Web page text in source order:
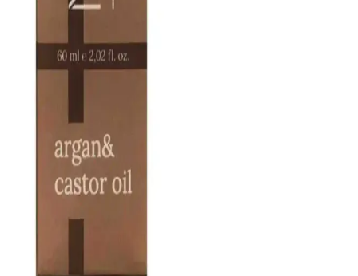
ve Etkili Tedavi Yöntemleri
Saç derisinde mantar enfeksiyonları, kaşıntı ve kızarıklık gibi
Redist Keratin ve Argan Yağları ile Saç Sağlığını
Koruma ve Güzelliği Artırma Rehberi
Redist markasının Keratin ve Argan Yağları, saçların sağlığını
koruyan ve güzelliğini artıran doğal formüller sunar. Yüksek kalite
dönem başlatıyor.
Hakkında Detaylı Bilgi